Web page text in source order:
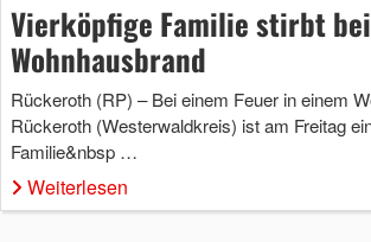
Vierköpfige Familie stirbt bei
Wohnhausbrand
Rückeroth (RP) – Bei einem Feuer in einem
Rückeroth (Westerwaldkreis) ist am Freitag
Familie&nbsp …
Weiterlesen